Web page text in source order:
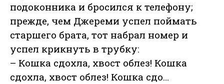
подоконника и бросился к телефону;
прежде, чем Джереми успел поймать
старшего брата, тот набрал номер и
успел крикнуть в трубку:
– Кошка сдохла, хвост облез! Кошка
сдохла, хвост облез! Кошка сдо…